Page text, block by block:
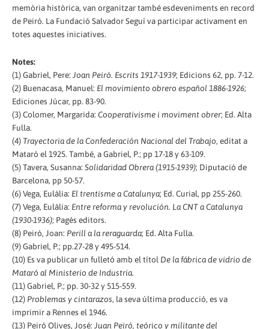
memòria històrica, van organitzar també esdeveniments en record
de Peiró. La Fundació Salvador Seguí va participar activament en
totes aquestes iniciatives.
Notes:
(1) Gabriel, Pere: Joan Peiró. Escrits 1917-1939; Edicions 62, pp. 7-12.
(2) Buenacasa, Manuel: El movimiento obrero español 1886-1926;
Ediciones Júcar, pp. 83-90.
(3) Colomer, Margarida: Cooperativisme i moviment obrer; Ed. Alta
Fulla.
(4) Trayectoria de la Confederación Nacional del Trabajo, editat a
Mataró el 1925. També, a Gabriel, P.; pp 17-18 y 63-109.
(5) Tavera, Susanna: Solidaridad Obrera (1915-1939); Diputació de
Barcelona, pp 50-57.
(6) Vega, Eulàlia: El trentisme a Catalunya; Ed. Curial, pp 255-260.
(7) Vega, Eulàlia: Entre reforma y revolución. La CNT a Catalunya
(1930-1936); Pagès editors.
(8) Peiró, Joan: Perill a la reraguarda; Ed. Alta Fulla.
(9) Gabriel, P.; pp.27-28 y 495-514.
(10) Es va publicar un fulletó amb el títol De la fábrica de vidrio de
Mataró al Ministerio de Industria.
(11) Gabriel, P.; pp. 30-32 y 515-559.
(12) Problemas y cintarazos, la seva última producció, es va
imprimir a Rennes el 1946.
(13) Peiró Olives, José: Juan Peiró, teórico y militante del